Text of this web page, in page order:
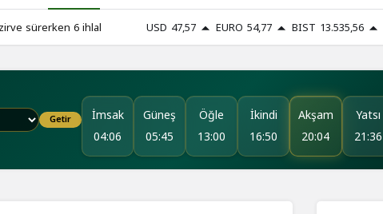
sürerken 6 ihlal USD 47,57 EURO 54,77 BIST 13.535,56
Getir
İmsak
04:06
Güneş
05:45
Öğle
13:00
İkindi
16:50
Akşam
20:04
Yatsı
21:36